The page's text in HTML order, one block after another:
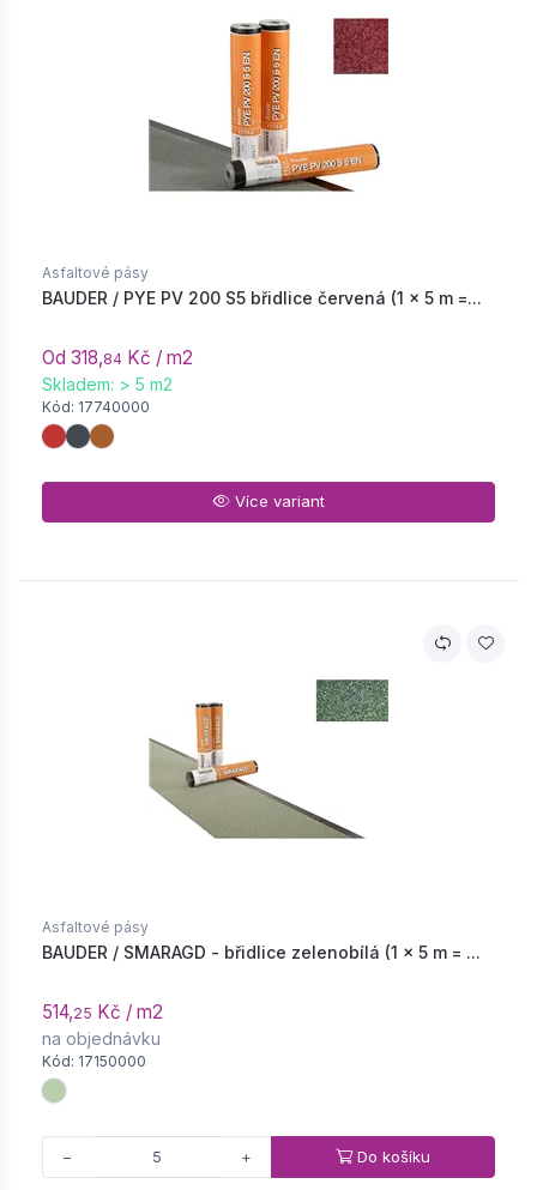
Asfaltové pásy
BAUDER / PYE PV 200 S5 břidlice červená (1 × 5 m =...
Od 318,84 Kč / m2
Skladem: > 5 m2
Kód: 17740000
Více variant
Asfaltové pásy
BAUDER / SMARAGD - břidlice zelenobílá (1 × 5 m = ...
514,25 Kč / m2
na objednávku
Kód: 17150000
− + Do košíku